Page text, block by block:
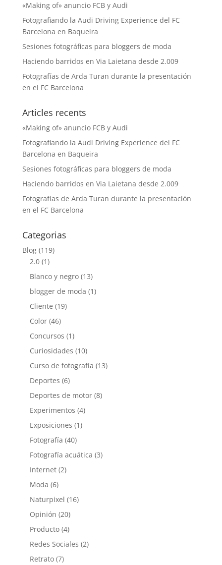
«Making of» anuncio FCB y Audi
Fotografiando la Audi Driving Experience del FC
Barcelona en Baqueira
Sesiones fotográficas para bloggers de moda
Haciendo barridos en Via Laietana desde 2.009
Fotografías de Arda Turan durante la presentación
en el FC Barcelona
Articles recents
«Making of» anuncio FCB y Audi
Fotografiando la Audi Driving Experience del FC
Barcelona en Baqueira
Sesiones fotográficas para bloggers de moda
Haciendo barridos en Via Laietana desde 2.009
Fotografías de Arda Turan durante la presentación
en el FC Barcelona
Categorias
Blog(119)
2.0(1)
Blanco y negro(13)
blogger de moda (1)
Cliente (19)
Color(46)
Concursos (1)
Curiosidades (10)
Curso de fotografía (13)
Deportes (6)
Deportes de motor(8)
Experimentos (4)
Exposiciones (1)
Fotografía (40)
Fotografía acuática (3)
Internet(2)
Moda (6)
Naturpixel (16)
Opinión (20)
Producto(4)
Redes Sociales (2)
Retrato(7)